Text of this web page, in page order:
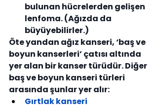
bulunan hücrelerden gelişen
lenfoma. (Ağızda da
büyüyebilirler.)
Öte yandan ağız kanseri, ‘baş ve
boyun kanserleri’ çatısı altında
yer alan bir kanser türüdür. Diğer
baş ve boyun kanseri türleri
arasında şunlar yer alır:
Gırtlak kanseri